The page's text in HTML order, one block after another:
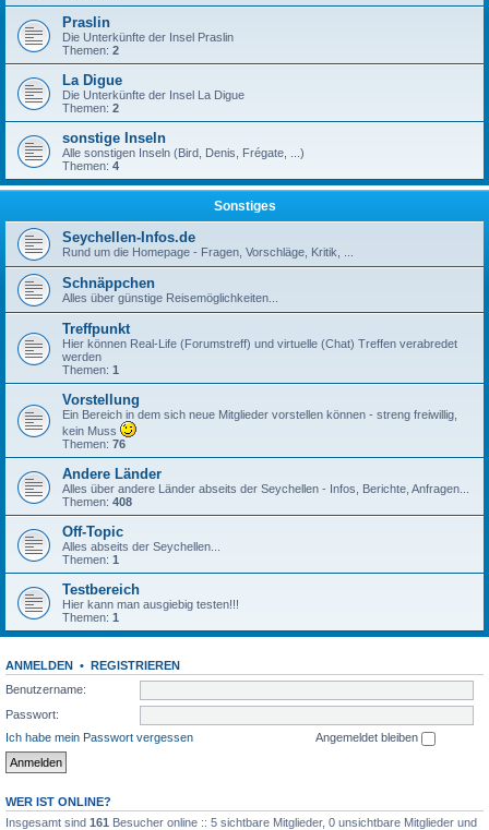
Praslin
Die Unterkünfte der Insel Praslin
Themen: 2
La Digue
Die Unterkünfte der Insel La Digue
Themen: 2
sonstige Inseln
Alle sonstigen Inseln (Bird, Denis, Frégate, ...)
Themen: 4
Sonstiges
Seychellen-Infos.de
Rund um die Homepage - Fragen, Vorschläge, Kritik, ...
Schnäppchen
Alles über günstige Reisemöglichkeiten...
Treffpunkt
Hier können Real-Life (Forumstreff) und virtuelle (Chat) Treffen verabredet
werden
Themen: 1
Vorstellung
Ein Bereich in dem sich neue Mitglieder vorstellen können - streng freiwillig,
kein Muss
Themen: 76
Andere Länder
Alles über andere Länder abseits der Seychellen - Infos, Berichte, Anfragen...
Themen: 408
Off-Topic
Alles abseits der Seychellen...
Themen: 1
Testbereich
Hier kann man ausgiebig testen!!!
Themen: 1
ANMELDEN • REGISTRIEREN
Benutzername:
Passwort:
Ich habe mein Passwort vergessen
Angemeldet bleiben
WER IST ONLINE?
Insgesamt sind 161 Besucher online :: 5 sichtbare Mitglieder, 0 unsichtbare Mitglieder und